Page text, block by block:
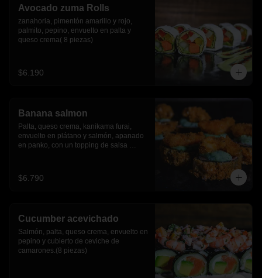
Avocado zuma Rolls
zanahoria, pimentón amarillo y rojo,
palmito, pepino, envuelto en palta y
queso crema( 8 piezas)
$6.190
Banana salmon
Palta, queso crema, kanikama furai,
envuelto en plátano y salmón, apanado
en panko, con un topping de salsa
$6.790
Cucumber acevichado
Salmón, palta, queso crema, envuelto en
pepino y cubierto de ceviche de
camarones.(8 piezas)